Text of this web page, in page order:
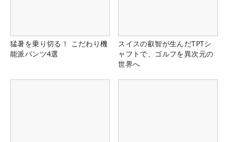
猛暑を乗り切る！ こだわり機
能派パンツ4選
スイスの叡智が生んだTPTシ
ャフトで、ゴルフを異次元の
世界へ